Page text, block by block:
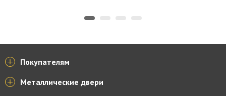
Покупателям
Металлические двери